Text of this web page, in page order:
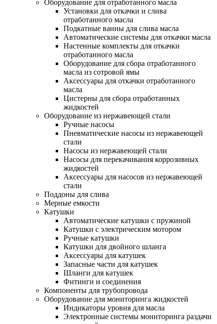
Оборудование для отработанного масла
Установки для откачки и слива
отработанного масла
Подкатные ванны для слива масла
Автоматические системы для откачки масла
Настенные комплекты для откачки
отработанного масла
Оборудование для сбора отработанного
масла из сотровой ямы
Аксессуары для откачки отработанного
масла
Цистерны для сбора отработанных
жидкостей
Оборудование из нержавеющей стали
Ручные насосы
Пневматические насосы из нержавеющей
стали
Насосы из нержавеющей стали
Насосы для перекачивания коррозивных
жидкостей
Аксессуары для насосов из нержавеющей
стали
Поддоны для слива
Мерные емкости
Катушки
Автоматические катушки с пружиной
Катушки с электрическим мотором
Ручные катушки
Катушки для двойного шланга
Аксессуары для катушек
Запасные части для катушек
Шланги для катушек
Фитинги и соединения
Компоненты для трубопровода
Оборудование для мониторинга жидкостей
Индикаторы уровня для масла
Электронные системы мониторинга раздачи